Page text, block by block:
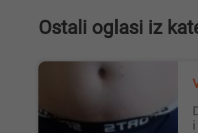
Ostali oglasi iz
Dosadno mi je neka dama za druzenje udate
i